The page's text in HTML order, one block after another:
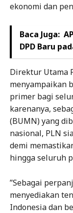
ekonomi dan
Baca Juga:
DPD Baru
Direktur Utama
menyampaikan
primer bagi
karenanya,
(BUMN) yang
nasional, PLN
demi
hingga seluruh
”Sebagai
menyediakan
Indonesia dan